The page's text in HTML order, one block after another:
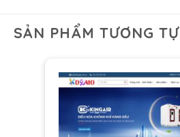
SẢN PHẨM TƯƠNG TỰ